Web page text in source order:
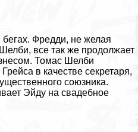
Фредди, не желая
все так же продолжает
Томас Шелби
в качестве секретаря,
союзника.
Эйду на свадебное